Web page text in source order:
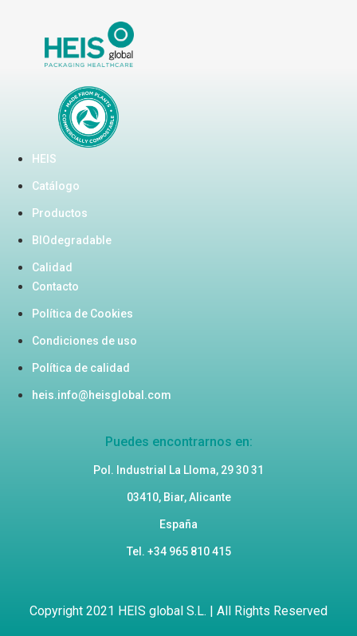
HEIS
Catálogo
Productos
BIOdegradable
Calidad
Contacto
Política de Cookies
Condiciones de uso
Política de calidad
heis.info@heisglobal.com
Puedes encontrarnos en:
Pol. Industrial La Lloma, 29 30 31
03410, Biar, Alicante
España
Tel. +34 965 810 415
Copyright 2021 HEIS global S.L. | All Rights Reserved